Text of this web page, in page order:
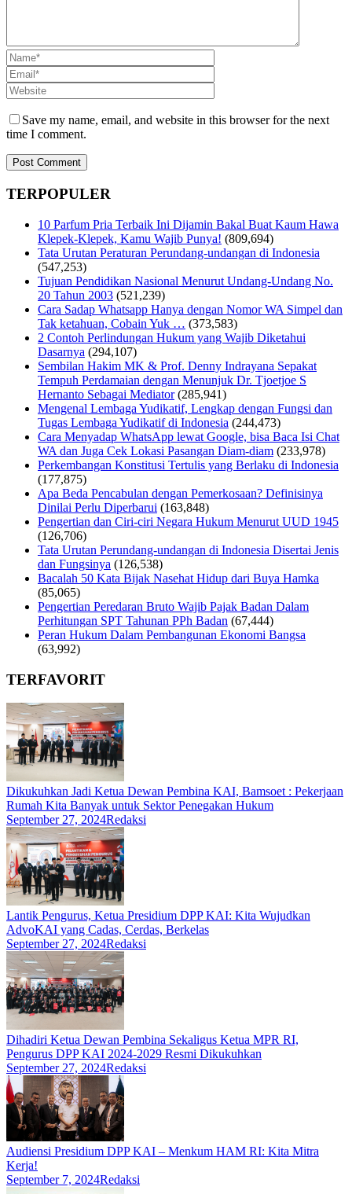
Save my name, email, and website in this browser for the next
time I comment.
TERPOPULER
10 Parfum Pria Terbaik Ini Dijamin Bakal Buat Kaum Hawa
Klepek-Klepek, Kamu Wajib Punya! (809,694)
Tata Urutan Peraturan Perundang-undangan di Indonesia
(547,253)
Tujuan Pendidikan Nasional Menurut Undang-Undang No.
20 Tahun 2003 (521,239)
Cara Sadap Whatsapp Hanya dengan Nomor WA Simpel dan
Tak ketahuan, Cobain Yuk … (373,583)
2 Contoh Perlindungan Hukum yang Wajib Diketahui
Dasarnya (294,107)
Sembilan Hakim MK & Prof. Denny Indrayana Sepakat
Tempuh Perdamaian dengan Menunjuk Dr. Tjoetjoe S
Hernanto Sebagai Mediator (285,941)
Mengenal Lembaga Yudikatif, Lengkap dengan Fungsi dan
Tugas Lembaga Yudikatif di Indonesia (244,473)
Cara Menyadap WhatsApp lewat Google, bisa Baca Isi Chat
WA dan Juga Cek Lokasi Pasangan Diam-diam (233,978)
Perkembangan Konstitusi Tertulis yang Berlaku di Indonesia
(177,875)
Apa Beda Pencabulan dengan Pemerkosaan? Definisinya
Dinilai Perlu Diperbarui (163,848)
Pengertian dan Ciri-ciri Negara Hukum Menurut UUD 1945
(126,706)
Tata Urutan Perundang-undangan di Indonesia Disertai Jenis
dan Fungsinya (126,538)
Bacalah 50 Kata Bijak Nasehat Hidup dari Buya Hamka
(85,065)
Pengertian Peredaran Bruto Wajib Pajak Badan Dalam
Perhitungan SPT Tahunan PPh Badan (67,444)
Peran Hukum Dalam Pembangunan Ekonomi Bangsa
(63,992)
TERFAVORIT
Dikukuhkan Jadi Ketua Dewan Pembina KAI, Bamsoet : Pekerjaan
Rumah Kita Banyak untuk Sektor Penegakan Hukum
September 27, 2024Redaksi
Lantik Pengurus, Ketua Presidium DPP KAI: Kita Wujudkan
AdvoKAI yang Cadas, Cerdas, Berkelas
September 27, 2024Redaksi
Dihadiri Ketua Dewan Pembina Sekaligus Ketua MPR RI,
Pengurus DPP KAI 2024-2029 Resmi Dikukuhkan
September 27, 2024Redaksi
Audiensi Presidium DPP KAI – Menkum HAM RI: Kita Mitra
Kerja!
September 7, 2024Redaksi